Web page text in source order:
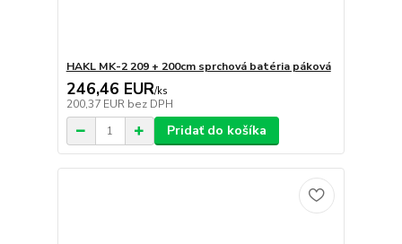
HAKL MK-2 209 + 200cm sprchová batéria páková
246,46 EUR/ks
200,37 EUR bez DPH
Pridať do košíka